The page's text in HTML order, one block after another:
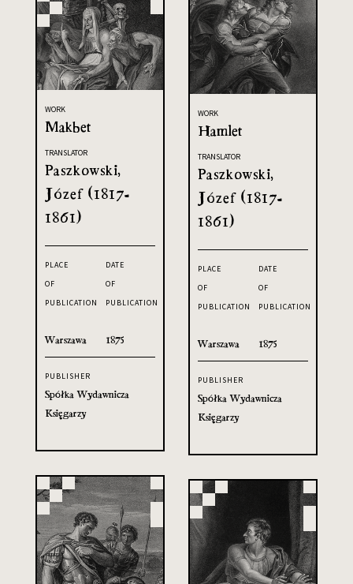
WORK
Makbet
TRANSLATOR
Paszkowski,
Józef (1817-
1861)
PLACE
OF
PUBLICATION
Warszawa
DATE
OF
PUBLICATION
1875
PUBLISHER
Spółka Wydawnicza
Księgarzy
WORK
Hamlet
TRANSLATOR
Paszkowski,
Józef (1817-
1861)
PLACE
OF
PUBLICATION
Warszawa
DATE
OF
PUBLICATION
1875
PUBLISHER
Spółka Wydawnicza
Księgarzy